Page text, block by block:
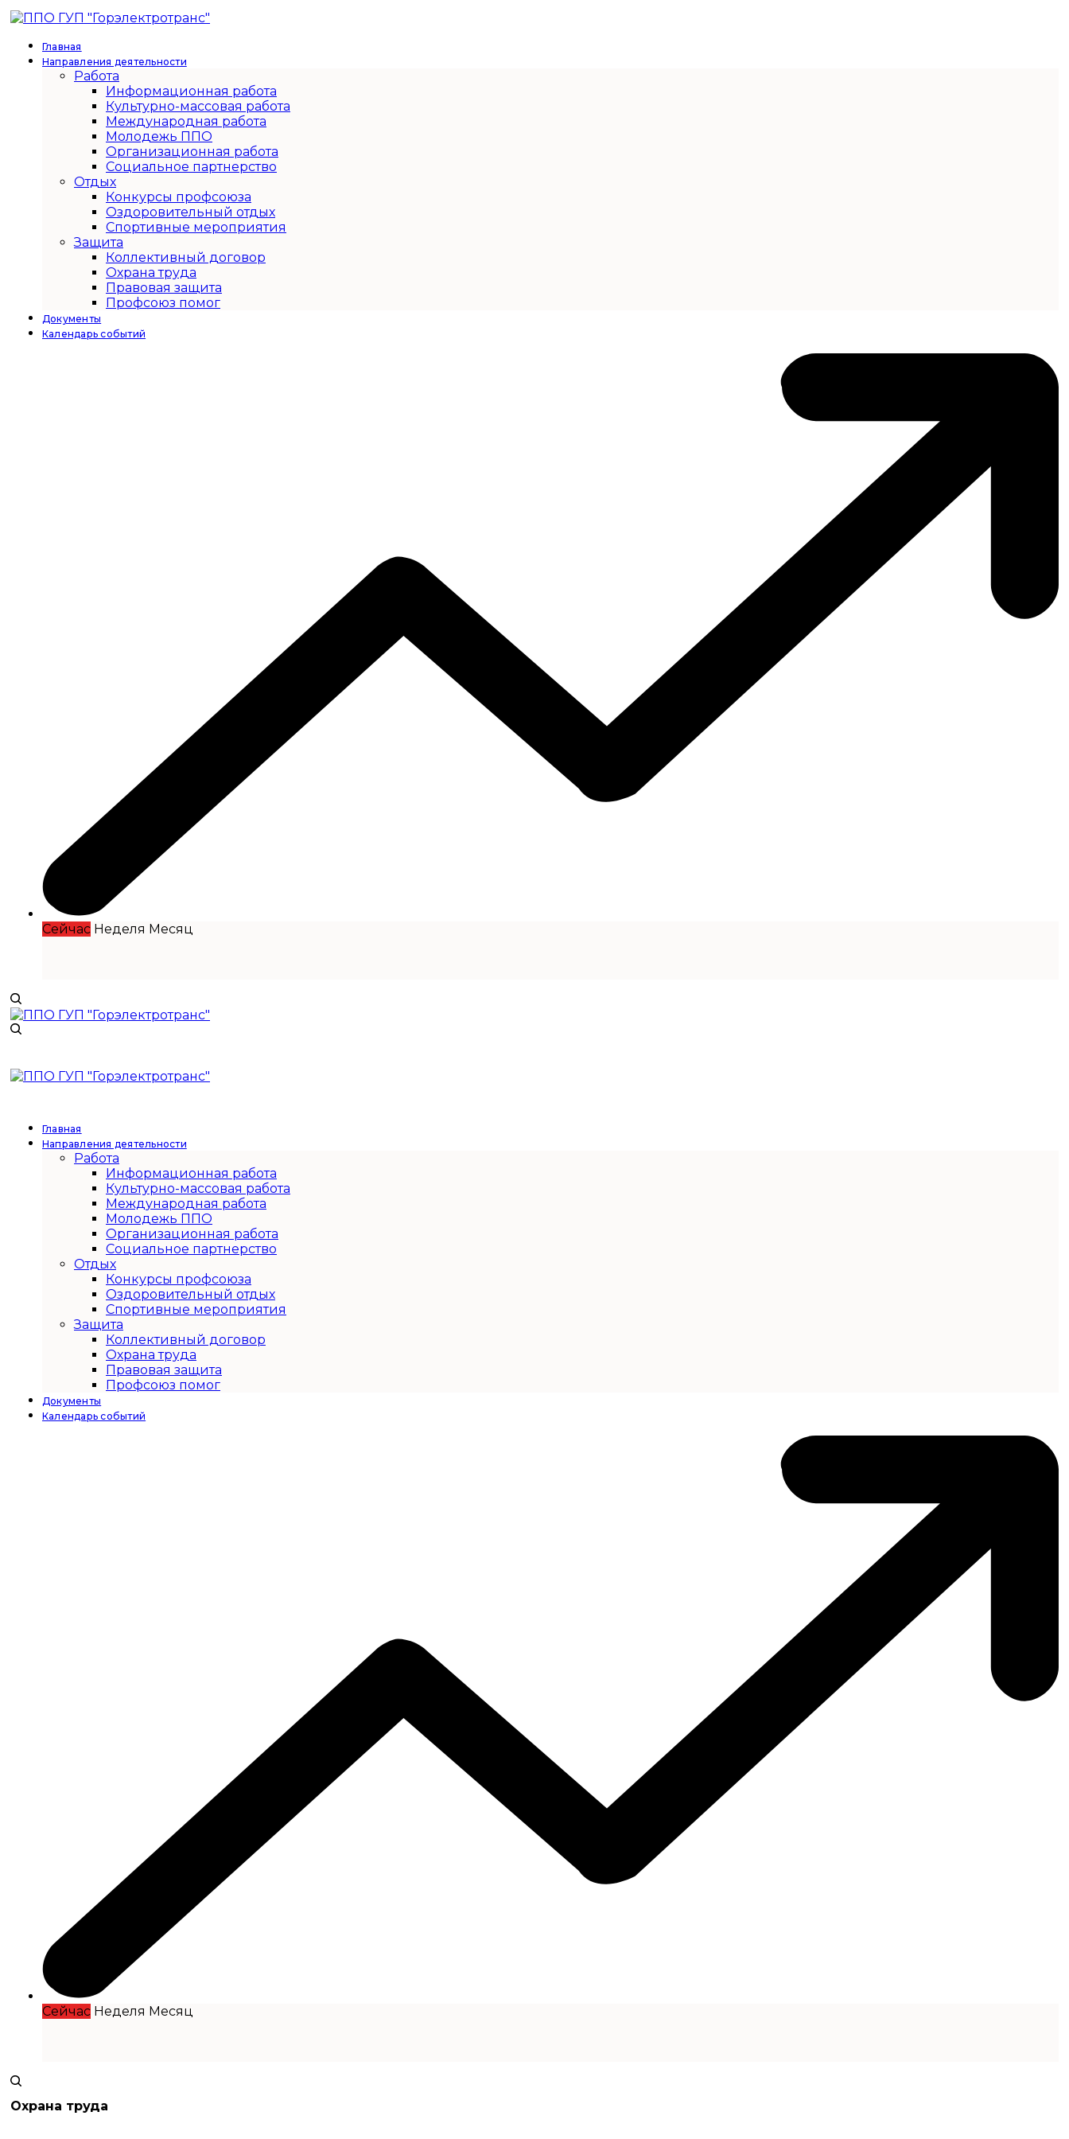
Главная
Направления деятельности
Работа
Информационная работа
Культурно-массовая работа
Международная работа
Молодежь ППО
Организационная работа
Социальное партнерство
Отдых
Конкурсы профсоюза
Оздоровительный отдых
Спортивные мероприятия
Защита
Коллективный договор
Охрана труда
Правовая защита
Профсоюз помог
Документы
Календарь событий
Сейчас Неделя Месяц
Главная
Направления деятельности
Работа
Информационная работа
Культурно-массовая работа
Международная работа
Молодежь ППО
Организационная работа
Социальное партнерство
Отдых
Конкурсы профсоюза
Оздоровительный отдых
Спортивные мероприятия
Защита
Коллективный договор
Охрана труда
Правовая защита
Профсоюз помог
Документы
Календарь событий
Сейчас Неделя Месяц
Охрана труда